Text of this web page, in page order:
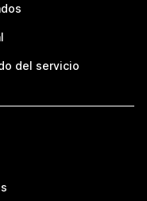
del servicio